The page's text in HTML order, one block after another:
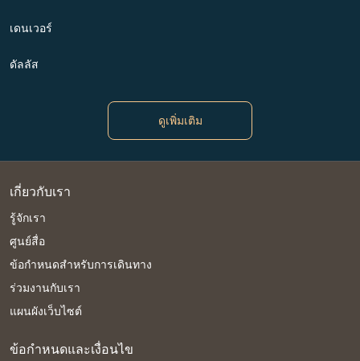
เดนเวอร์
ดัลลัส
ดูเพิ่มเติม
เกี่ยวกับเรา
รู้จักเรา
ศูนย์สื่อ
ข้อกำหนดสำหรับการเดินทาง
ร่วมงานกับเรา
แผนผังเว็บไซต์
ข้อกำหนดและเงื่อนไข